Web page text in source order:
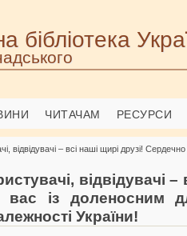
бібліотека
ЧИТАЧАМ РЕСУРСИ
відвідувачі – всі наші щирі друзі!
відвідувачі –
вас із доленосним
України!